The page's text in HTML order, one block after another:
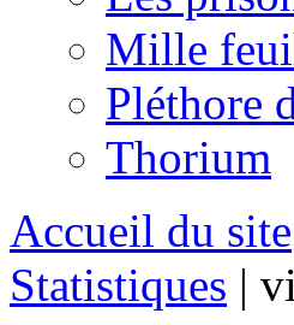
Mille
Pléthore
Thorium
Accueil du site
Statistiques |